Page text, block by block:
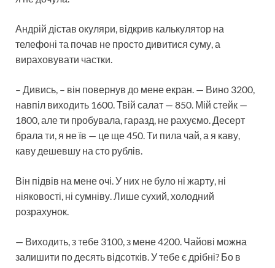
Андрій дістав окуляри, відкрив калькулятор на
телефоні та почав не просто дивитися суму, а
вираховувати частки.
– Дивись, – він повернув до мене екран. — Вино 3200,
навпіл виходить 1600. Твій салат — 850. Мій стейк —
1800, але ти пробувала, гаразд, не рахуємо. Десерт
брала ти, я не їв — це ще 450. Ти пила чай, а я каву,
каву дешевшу на сто рублів.
Він підвів на мене очі. У них не було ні жарту, ні
ніяковості, ні сумніву. Лише сухий, холодний
розрахунок.
— Виходить, з тебе 3100, з мене 4200. Чайові можна
залишити по десять відсотків. У тебе є дрібні? Бо в